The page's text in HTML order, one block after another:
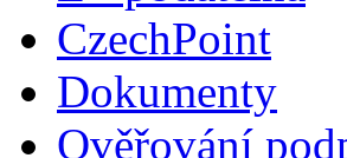
CzechPoint
Dokumenty
Ověřování